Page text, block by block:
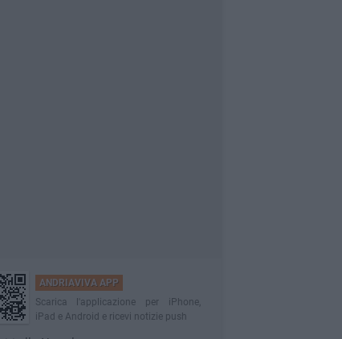
ANDRIAVIVA APP
Scarica l'applicazione per iPhone,
iPad e Android e ricevi notizie push